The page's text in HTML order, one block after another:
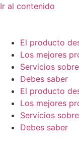
Ir al contenido
El producto
Los mejores
Servicios
Debes saber
El producto
Los mejores
Servicios
Debes saber